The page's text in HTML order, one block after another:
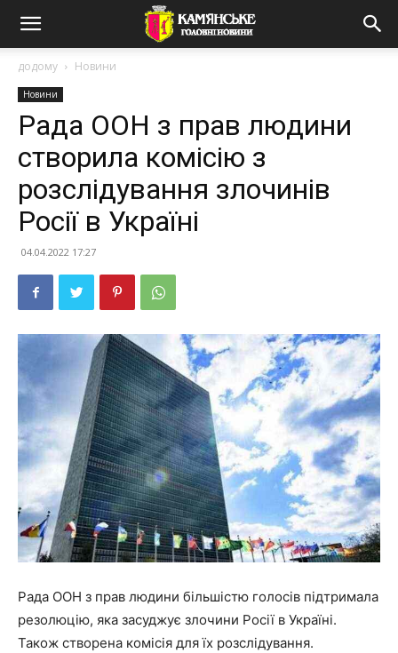
додому Новини
Новини
Рада ООН з прав людини
створила комісію з
розслідування злочинів
Росії в Україні
04.04.2022 17:27
Рада ООН з прав людини більшістю голосів підтримала
резолюцію, яка засуджує злочини Росії в Україні.
Також створена комісія для їх розслідування.